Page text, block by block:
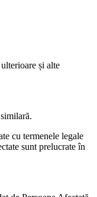
și alte
cu termenele legale
sunt prelucrate în